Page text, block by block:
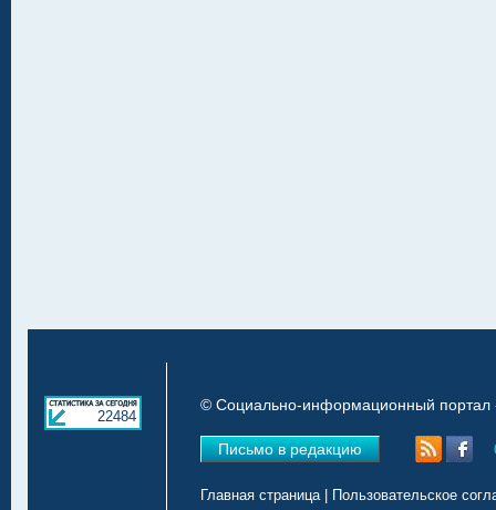
22484
© Социально-информационный портал
Письмо в редакцию
Главная страница| Пользовательское